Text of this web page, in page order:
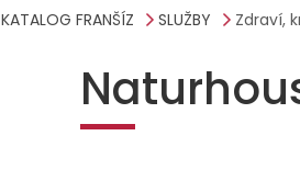
KATALOG FRANŠÍZ SLUŽBY Zdraví,